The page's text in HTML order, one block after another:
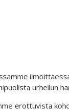
urheilun
erottuvista